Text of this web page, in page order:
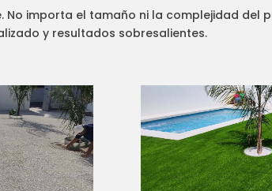
importa el tamaño ni la complejidad del
y resultados sobresalientes.